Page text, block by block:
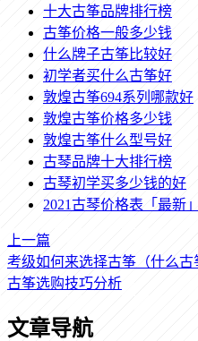
十大古筝品牌排行榜
古筝价格一般多少钱
什么牌子古筝比较好
初学者买什么古筝好
敦煌古筝694系列哪款好
敦煌古筝价格多少钱
敦煌古筝什么型号好
古琴品牌十大排行榜
古琴初学买多少钱的好
2021古琴价格表「最新」
上一篇
考级如何来选择古筝（什么古
古筝选购技巧分析
文章导航